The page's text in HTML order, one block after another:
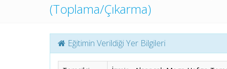
(Toplama/Çıkarma)
Eğitimin Verildiği Yer Bilgileri